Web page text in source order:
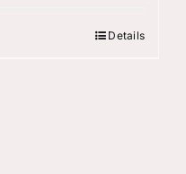
Details